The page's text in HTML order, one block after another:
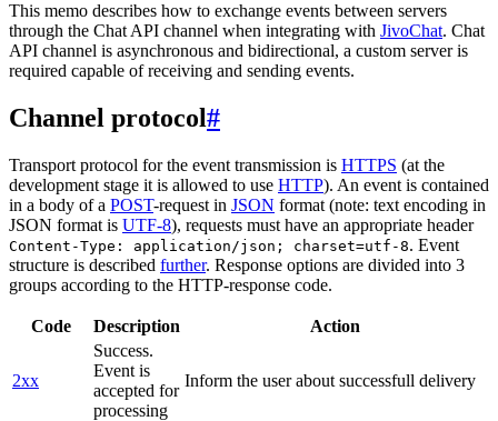
This memo describes how to exchange events between servers
through the Chat API channel when integrating with JivoChat. Chat
API channel is asynchronous and bidirectional, a custom server is
required capable of receiving and sending events.
Channel protocol#
Transport protocol for the event transmission is HTTPS (at the
development stage it is allowed to use HTTP). An event is contained
in a body of a POST-request in JSON format (note: text encoding in
JSON format is UTF-8), requests must have an appropriate header
Content-Type: application/json; charset=utf-8. Event
structure is described further. Response options are divided into 3
groups according to the HTTP-response code.
Code Description Action
2xx
Success.
Event is
accepted for
processing
Inform the user about successfull delivery